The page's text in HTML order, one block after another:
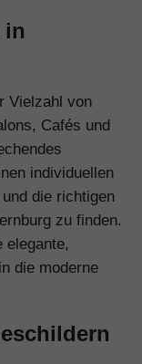
in
Vielzahl von
Cafés und
individuellen
die richtigen
zu finden.
elegante,
die moderne